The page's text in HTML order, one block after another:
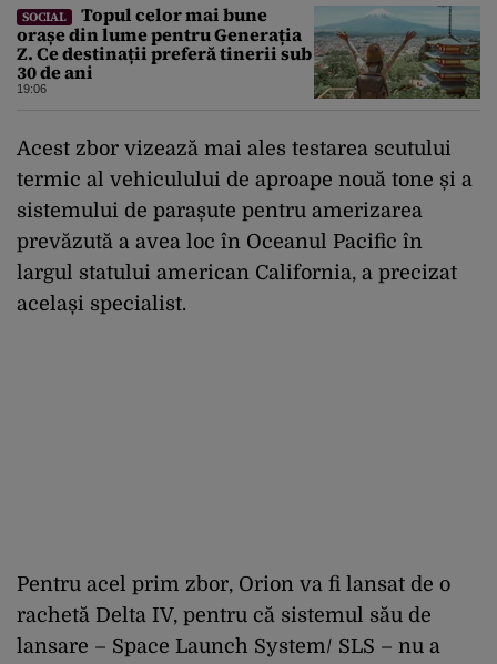
SOCIAL
Topul celor mai bune
orașe din lume pentru Generația
Z. Ce destinații preferă tinerii sub
30 de ani
19:06
Acest zbor vizează mai ales testarea scutului
termic al vehiculului de aproape nouă tone și a
sistemului de parașute pentru amerizarea
prevăzută a avea loc în Oceanul Pacific în
largul statului american California, a precizat
același specialist.
Pentru acel prim zbor, Orion va fi lansat de o
rachetă Delta IV, pentru că sistemul său de
lansare – Space Launch System/ SLS – nu a